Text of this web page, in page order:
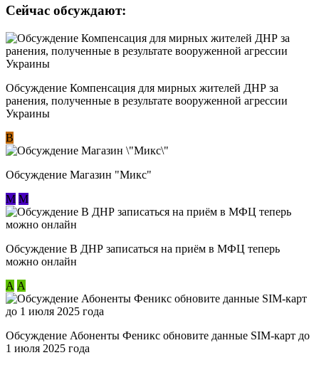
Сейчас обсуждают:
Обсуждение Компенсация для мирных жителей ДНР за
ранения, полученные в результате вооруженной агрессии
Украины
В
Обсуждение Магазин "Микс"
М М
Обсуждение В ДНР записаться на приём в МФЦ теперь
можно онлайн
А А
Обсуждение Абоненты Феникс обновите данные SIM-карт до
1 июля 2025 года